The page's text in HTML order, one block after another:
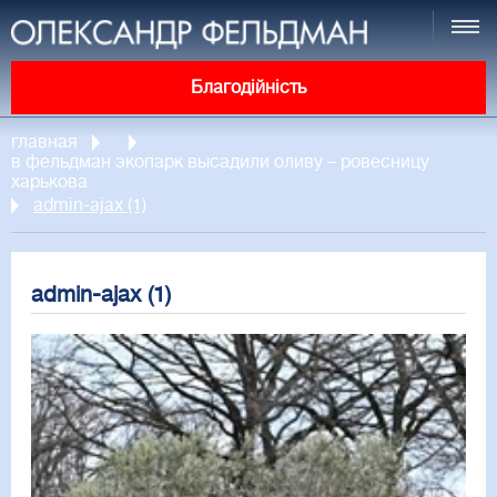
Благодійність
главная
в фельдман экопарк высадили оливу – ровесницу
харькова
admin-ajax (1)
admin-ajax (1)